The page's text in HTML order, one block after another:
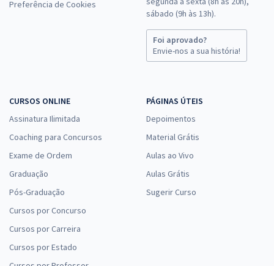
Preferência de Cookies
sábado (9h às 13h).
Foi aprovado?
Envie-nos a sua história!
CURSOS ONLINE
Assinatura Ilimitada
Coaching para Concursos
Exame de Ordem
Graduação
Pós-Graduação
Cursos por Concurso
Cursos por Carreira
Cursos por Estado
PÁGINAS ÚTEIS
Depoimentos
Material Grátis
Aulas ao Vivo
Aulas Grátis
Sugerir Curso